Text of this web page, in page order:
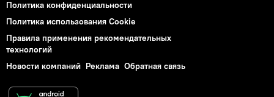
Политика конфиденциальности
Политика использования Cookie
Правила применения рекомендательных
технологий
Новости компаний Реклама Обратная связь